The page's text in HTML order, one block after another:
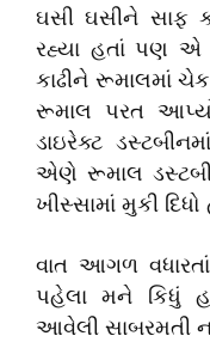
ઘસી ઘસીને સાફ
રહ્યા હતાં પણ એ
કાઢીને રૂમાલમાં
રૂમાલ પરત
ડાઇરેક્ટ
એણે રૂમાલ
ખીસ્સામાં મુકી દિધો
વાત આગળ
પહેલા મને કિધું
આવેલી સાબરમતી